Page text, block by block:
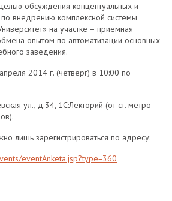
обсуждения концептуальных и
по внедрению комплексной системы
на участке – приемная
опытом по автоматизации основных
заведения.
2014 г. (четверг) в 10:00 по
ул., д.34, 1С:Лекторий (от ст. метро
лишь зарегистрироваться по адресу:
eventAnketa.jsp?type=360